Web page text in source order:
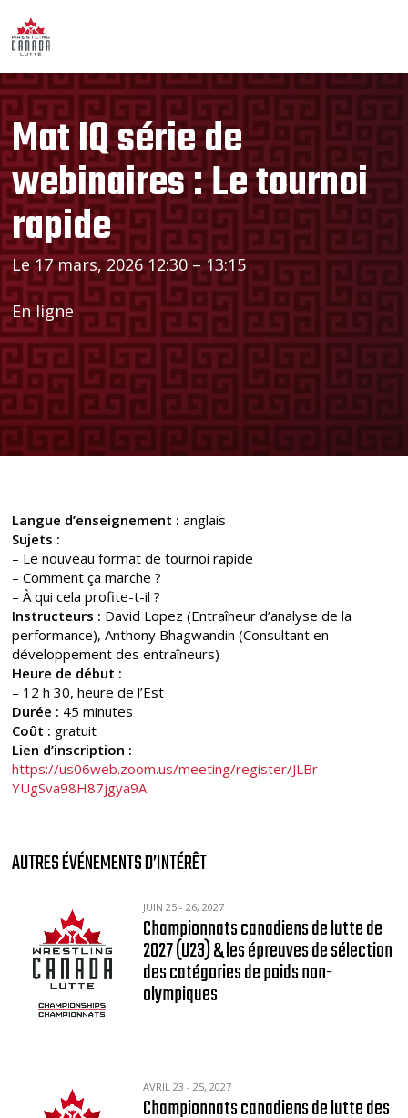
Mat IQ série de
webinaires : Le tournoi
rapide
Le 17 mars, 2026 12:30 – 13:15
En ligne
Langue d’enseignement : anglais
Sujets :
– Le nouveau format de tournoi rapide
– Comment ça marche ?
– À qui cela profite-t-il ?
Instructeurs : David Lopez (Entraîneur d’analyse de la
performance), Anthony Bhagwandin (Consultant en
développement des entraîneurs)
Heure de début :
– 12 h 30, heure de l’Est
Durée : 45 minutes
Coût : gratuit
Lien d’inscription :
https://us06web.zoom.us/meeting/register/JLBr-
YUgSva98H87jgya9A
AUTRES ÉVÉNEMENTS D’INTÉRÊT
JUIN 25 - 26, 2027
Championnats canadiens de lutte de
2027 (U23) & les épreuves de sélection
des catégories de poids non-
olympiques
AVRIL 23 - 25, 2027
Championnats canadiens de lutte des